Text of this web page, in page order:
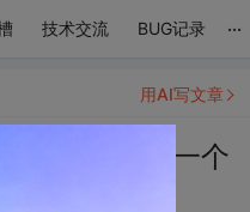
技术交流 BUG记录 ...
的夜晚，像一个
用AI写文章